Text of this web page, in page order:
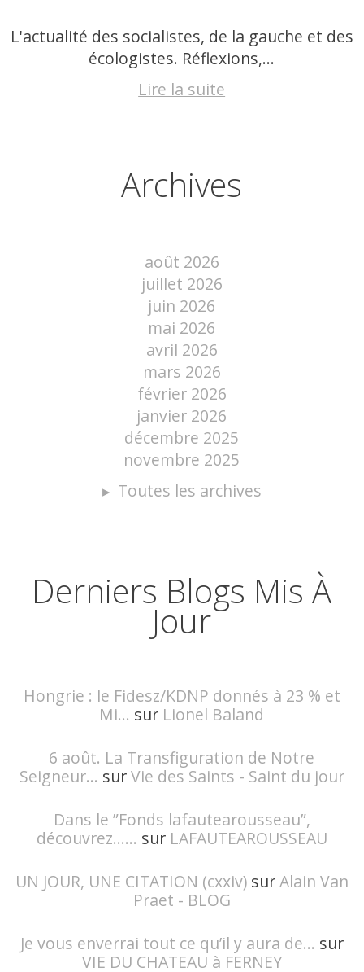
L'actualité des socialistes, de la gauche et des
écologistes. Réflexions,...
Lire la suite
Archives
août 2026
juillet 2026
juin 2026
mai 2026
avril 2026
mars 2026
février 2026
janvier 2026
décembre 2025
novembre 2025
Toutes les archives
Derniers Blogs Mis À
Jour
Hongrie : le Fidesz/KDNP donnés à 23 % et
Mi... sur Lionel Baland
6 août. La Transfiguration de Notre
Seigneur... surVie des Saints - Saint du jour
Dans le ”Fonds lafautearousseau”,
découvrez...... sur LAFAUTEAROUSSEAU
UN JOUR, UNE CITATION (cxxiv)surAlain Van
Praet - BLOG
Je vous enverrai tout ce qu’il y aura de... sur
VIE DU CHATEAU à FERNEY